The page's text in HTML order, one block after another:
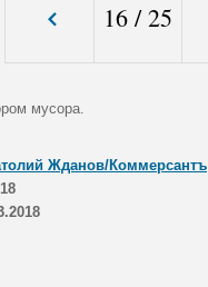
16/25
мусора.
Жданов/Коммерсантъ